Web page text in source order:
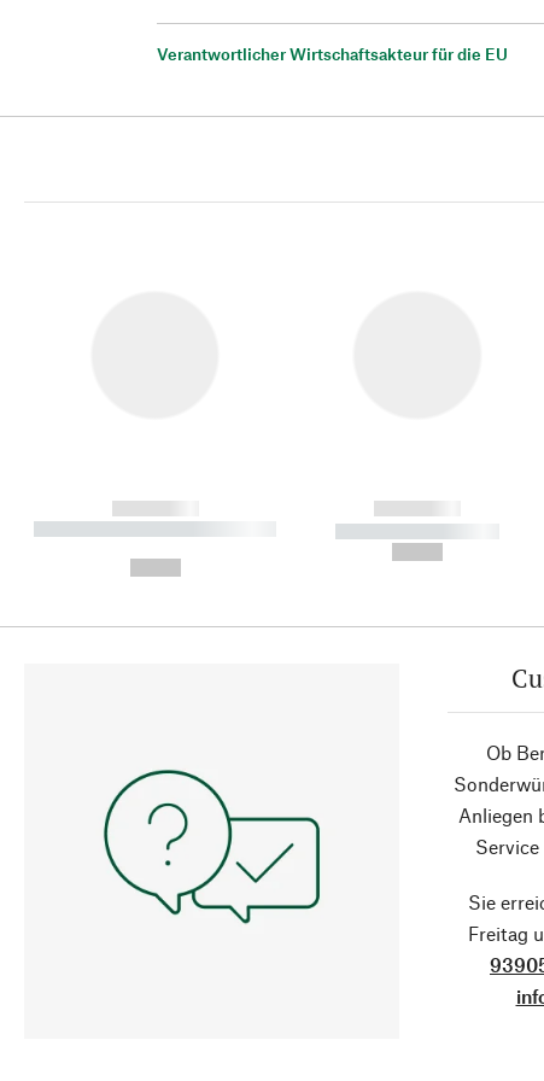
Verantwortlicher Wirtschaftsakteur für die EU
------------
----------- ----------- ----------
------------
----------- -----------
Ob
Anliegen
Sie
Freitag